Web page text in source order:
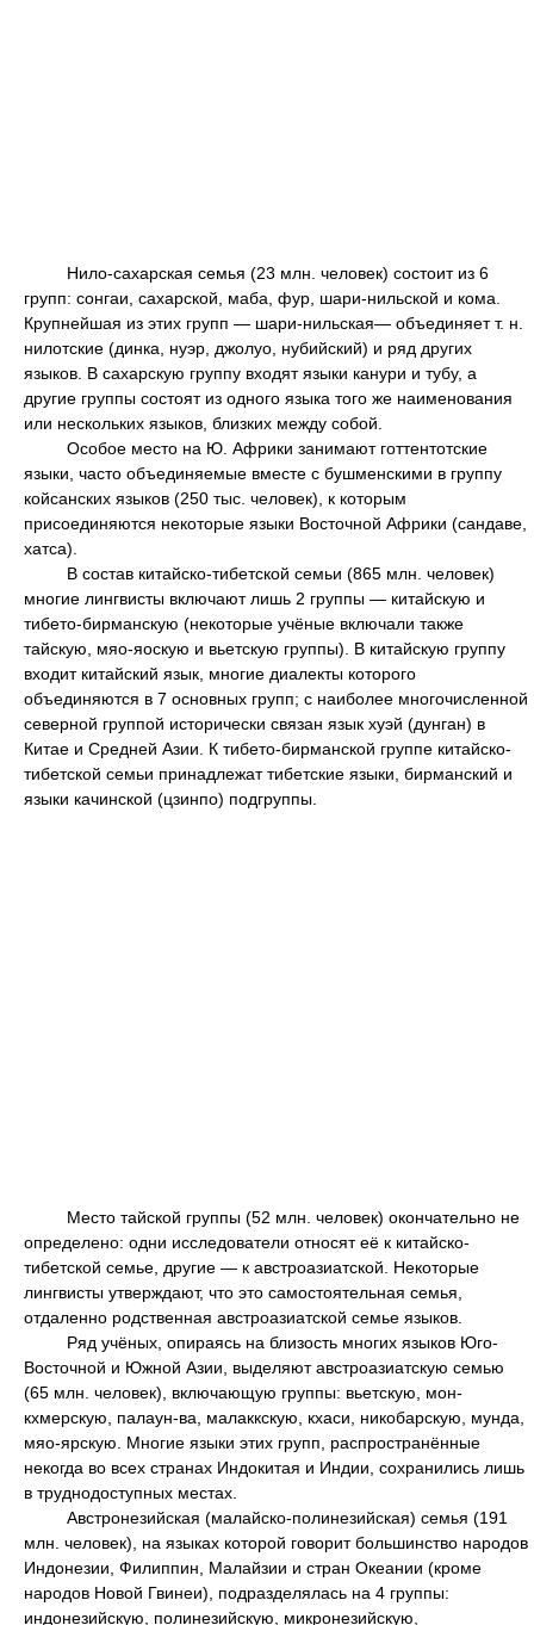
Нило-сахарская семья (23 млн. человек) состоит из 6
групп: сонгаи, сахарской, маба, фур, шари-нильской и кома.
Крупнейшая из этих групп — шари-нильская— объединяет т. н.
нилотские (динка, нуэр, джолуо, нубийский) и ряд других
языков. В сахарскую группу входят языки канури и тубу, а
другие группы состоят из одного языка того же наименования
или нескольких языков, близких между собой.
Особое место на Ю. Африки занимают готтентотские
языки, часто объединяемые вместе с бушменскими в группу
койсанских языков (250 тыс. человек), к которым
присоединяются некоторые языки Восточной Африки (сандаве,
хатса).
В состав китайско-тибетской семьи (865 млн. человек)
многие лингвисты включают лишь 2 группы — китайскую и
тибето-бирманскую (некоторые учёные включали также
тайскую, мяо-яоскую и вьетскую группы). В китайскую группу
входит китайский язык, многие диалекты которого
объединяются в 7 основных групп; с наиболее многочисленной
северной группой исторически связан язык хуэй (дунган) в
Китае и Средней Азии. К тибето-бирманской группе китайско-
тибетской семьи принадлежат тибетские языки, бирманский и
языки качинской (цзинпо) подгруппы.
Место тайской группы (52 млн. человек) окончательно не
определено: одни исследователи относят её к китайско-
тибетской семье, другие — к австроазиатской. Некоторые
лингвисты утверждают, что это самостоятельная семья,
отдаленно родственная австроазиатской семье языков.
Ряд учёных, опираясь на близость многих языков Юго-
Восточной и Южной Азии, выделяют австроазиатскую семью
(65 млн. человек), включающую группы: вьетскую, мон-
кхмерскую, палаун-ва, малаккскую, кхаси, никобарскую, мунда,
мяо-ярскую. Многие языки этих групп, распространённые
некогда во всех странах Индокитая и Индии, сохранились лишь
в труднодоступных местах.
Австронезийская (малайско-полинезийская) семья (191
млн. человек), на языках которой говорит большинство народов
Индонезии, Филиппин, Малайзии и стран Океании (кроме
народов Новой Гвинеи), подразделялась на 4 группы:
индонезийскую, полинезийскую, микронезийскую,